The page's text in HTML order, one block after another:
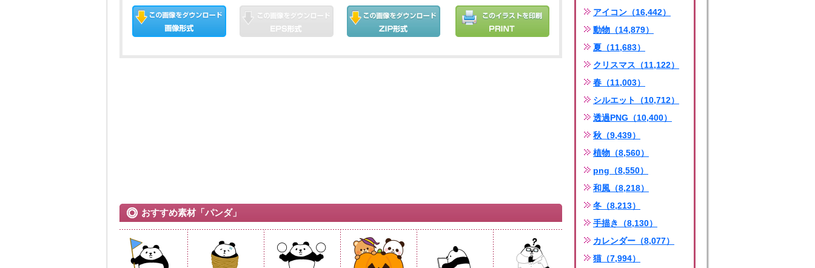
おすすめ素材「パンダ」
アイコン（16,442）
動物（14,879）
夏（11,683）
クリスマス（11,122）
春（11,003）
シルエット（10,712）
透過PNG（10,400）
秋（9,439）
植物（8,560）
png（8,550）
和風（8,218）
冬（8,213）
手描き（8,130）
カレンダー（8,077）
猫（7,994）